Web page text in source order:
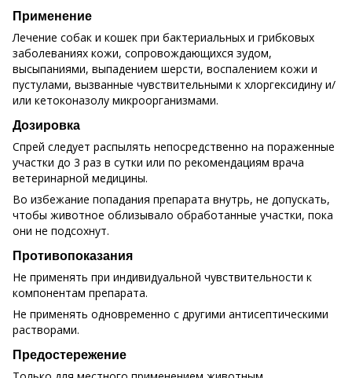
Применение
Лечение собак и кошек при бактериальных и грибковых
заболеваниях кожи, сопровождающихся зудом,
высыпаниями, выпадением шерсти, воспалением кожи и
пустулами, вызванные чувствительными к хлоргексидину и/
или кетоконазолу микроорганизмами.
Дозировка
Спрей следует распылять непосредственно на пораженные
участки до 3 раз в сутки или по рекомендациям врача
ветеринарной медицины.
Во избежание попадания препарата внутрь, не допускать,
чтобы животное облизывало обработанные участки, пока
они не подсохнут.
Противопоказания
Не применять при индивидуальной чувствительности к
компонентам препарата.
Не применять одновременно с другими антисептическими
растворами.
Предостережение